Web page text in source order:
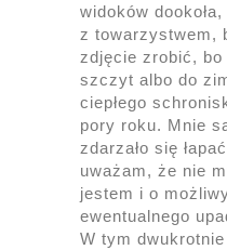
widoków
z towarzystwem,
zdjęcie zrobić,
szczyt albo do
ciepłego
pory roku. Mnie
zdarzało się
uważam, że nie
jestem i o
ewentualnego
W tym